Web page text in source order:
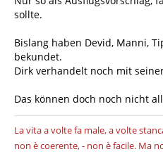
sollte.
Bislang haben Devid, Manni,
bekundet.
Dirk verhandelt noch mit
Das können doch noch nicht
La vita a volte fa male, a volte
non è coerente, - non è facile. Ma